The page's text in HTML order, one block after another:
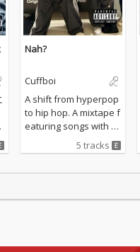
Nah?
Cuffboi
A shift from hyperpop
to hip hop. A mixtape f
eaturing songs with st
rong looping element
s.
5 tracks